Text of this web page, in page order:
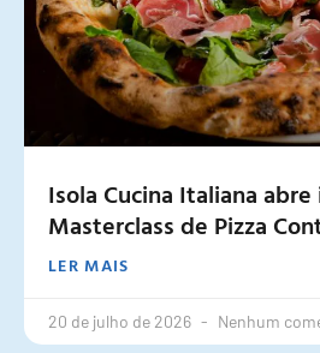
Isola Cucina Italiana
Masterclass de Pizza
LER MAIS
20 de julho de 2026 Nenhum